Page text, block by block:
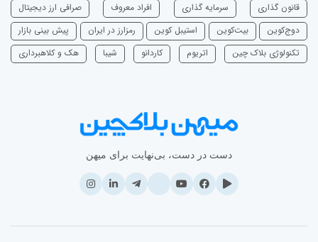
قانون گذاری سرمایه‌ گذاری افراد معروف
صرافی ارز دیجیتال
دوج‌کوین
بیت‌کوین استیبل کوین رمزارز در ایران
پیش بینی بازار
تکنولوژی بلاک چین
اتریوم ‌کاردانو شیبا هک و کلاهبرداری
دست در دست، بی‌نهایت برای میهن